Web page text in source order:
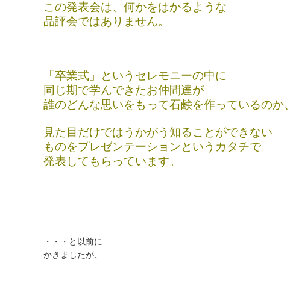
この発表会は、何かをはかるような
品評会ではありません。
「卒業式」というセレモニーの中に
同じ期で学んできたお仲間達が
誰のどんな思いをもって石鹸を作っているのか、
見た目だけではうかがう知ることができない
ものをプレゼンテーションというカタチで
発表してもらっています。
・・・と以前に
かきましたが、